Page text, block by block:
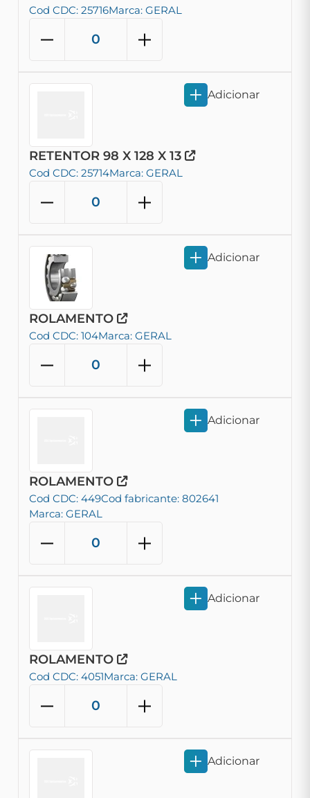
Cod CDC: 25716Marca: GERAL
RETENTOR 98 X 128 X 13
Cod CDC: 25714Marca: GERAL
Adicionar
ROLAMENTO
Cod CDC: 104Marca: GERAL
Adicionar
ROLAMENTO
Cod CDC: 449Cod fabricante: 802641
Marca: GERAL
Adicionar
ROLAMENTO
Cod CDC: 4051Marca: GERAL
Adicionar
Adicionar